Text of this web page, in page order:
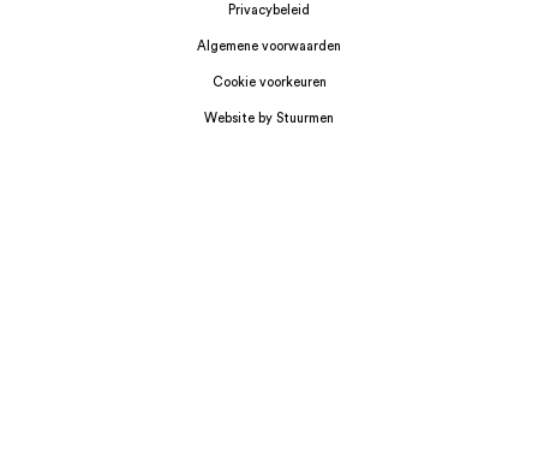
Privacybeleid
Algemene voorwaarden
Cookie voorkeuren
Website by Stuurmen